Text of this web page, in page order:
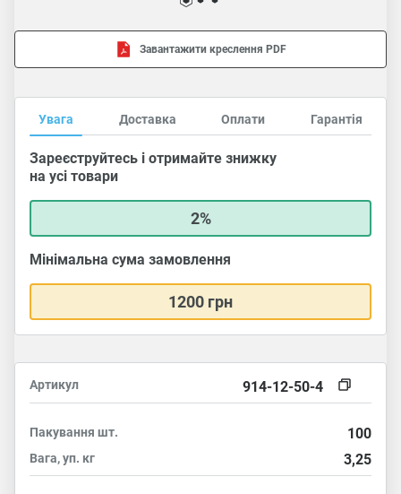
Завантажити креслення PDF
Увага Доставка Оплати Гарантія
Зареєструйтесь і отримайте знижку
на усі товари
2%
Мінімальна сума замовлення
1200 грн
Артикул 914-12-50-4
Пакування шт. 100
Вага, уп. кг 3,25